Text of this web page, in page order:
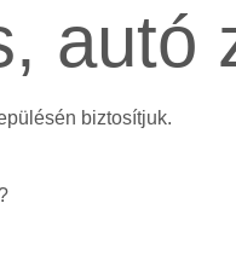
autó
biztosítjuk.